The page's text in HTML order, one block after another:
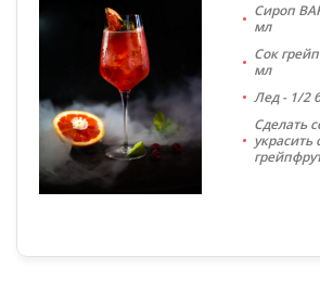
Сироп
мл
Сок
мл
Лед - 1/2
Сделать
украсить